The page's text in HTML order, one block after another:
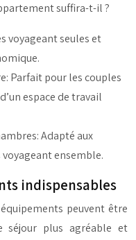
suffira-t-il ?
voyageant seules et
Parfait pour les couples
espace de travail
Adapté aux
ensemble.
indispensables
peuvent être
séjour plus agréable et